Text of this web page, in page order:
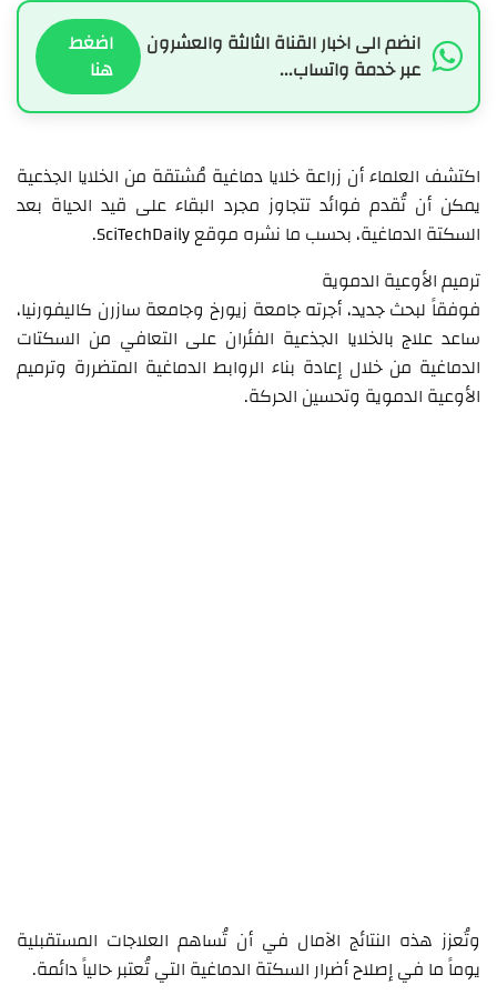
انضم الى اخبار القناة الثالثة والعشرون
عبر خدمة واتساب...
اضغط
هنا
اكتشف العلماء أن زراعة خلايا دماغية مُشتقة من الخلايا الجذعية
يمكن أن تُقدم فوائد تتجاوز مجرد البقاء على قيد الحياة بعد
السكتة الدماغية، بحسب ما نشره موقع SciTechDaily.
ترميم الأوعية الدموية
فوفقاً لبحث جديد، أجرته جامعة زيورخ وجامعة سازرن كاليفورنيا،
ساعد علاج بالخلايا الجذعية الفئران على التعافي من السكتات
الدماغية من خلال إعادة بناء الروابط الدماغية المتضررة وترميم
الأوعية الدموية وتحسين الحركة.
وتُعزز هذه النتائج الآمال في أن تُساهم العلاجات المستقبلية
يوماً ما في إصلاح أضرار السكتة الدماغية التي تُعتبر حالياً دائمة.